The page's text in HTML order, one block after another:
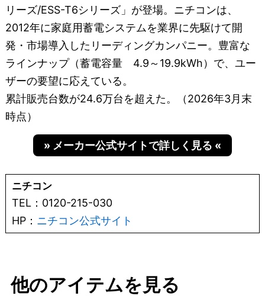
リーズ/ESS-T6シリーズ」が登場。ニチコンは、
2012年に家庭用蓄電システムを業界に先駆けて開
発・市場導入したリーディングカンパニー。豊富な
ラインナップ（蓄電容量 4.9～19.9kWh）で、ユー
ザーの要望に応えている。
累計販売台数が24.6万台を超えた。（2026年3月末
時点）
» メーカー公式サイトで詳しく見る «
ニチコン
TEL：0120-215-030
HP： ニチコン公式サイト
他のアイテムを見る